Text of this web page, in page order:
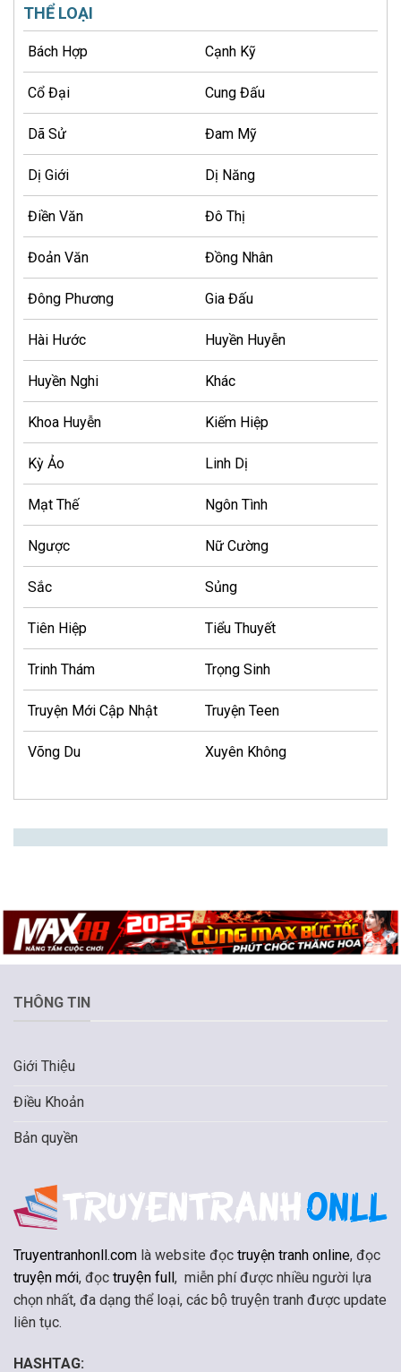
THỂ LOẠI
Bách Hợp Cạnh Kỹ
Cổ Đại Cung Đấu
Dã Sử Đam Mỹ
Dị Giới Dị Năng
Điền Văn Đô Thị
Đoản Văn Đồng Nhân
Đông Phương Gia Đấu
Hài Hước Huyền Huyễn
Huyền Nghi Khác
Khoa Huyễn Kiếm Hiệp
Kỳ Ảo Linh Dị
Mạt Thế Ngôn Tình
Ngược Nữ Cường
Sắc Sủng
Tiên Hiệp Tiểu Thuyết
Trinh Thám Trọng Sinh
Truyện Mới Cập Nhật Truyện Teen
Võng Du Xuyên Không
THÔNG TIN
Giới Thiệu
Điều Khoản
Bản quyền
Truyentranhonll.com là website đọc truyện tranh online, đọc
truyện mới, đọc truyện full , miễn phí được nhiều người lựa
chọn nhất, đa dạng thể loại, các bộ truyện tranh được update
liên tục.
HASHTAG: